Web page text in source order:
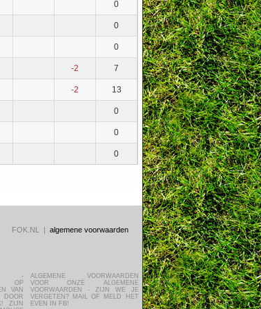
0
0
0
-2 7
-2 13
0
0
0
FOK.NL | algemene voorwaarden
EVEN IN FB!